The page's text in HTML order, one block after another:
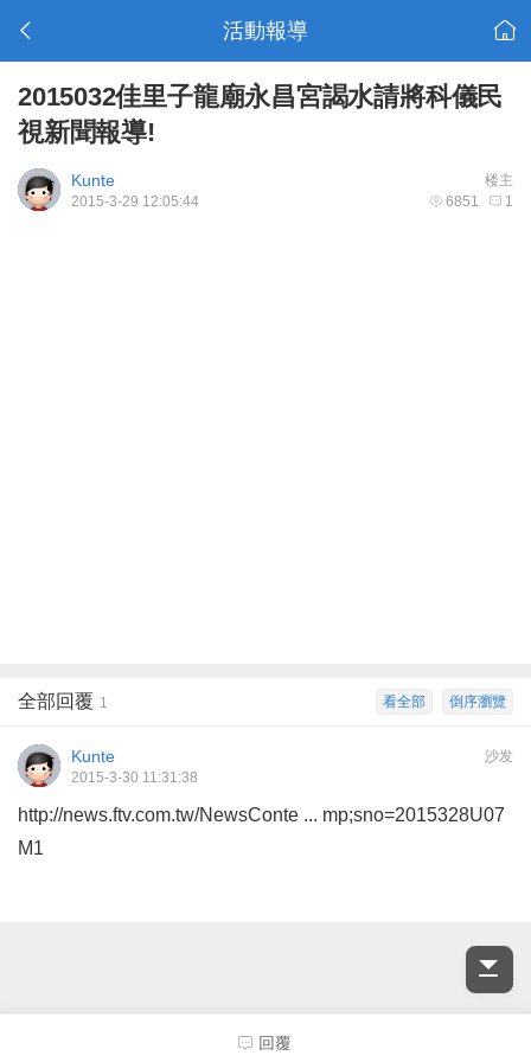
活動報導
2015032佳里子龍廟永昌宮謁水請將科儀民
視新聞報導!
楼主
Kunte
6851 1
2015-3-29 12:05:44
倒序瀏覽
看全部
全部回覆 1
沙发
Kunte
2015-3-30 11:31:38
http://news.ftv.com.tw/NewsConte ... mp;sno=2015328U07
M1
回覆